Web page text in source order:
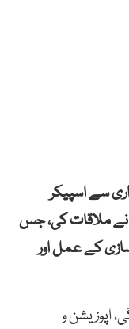
سے اسپیکر
ملاقات کی، جس
کے عمل اور
اپوزیشن و